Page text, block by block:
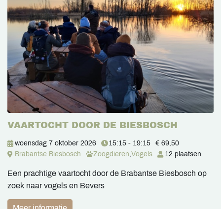
VAARTOCHT DOOR DE BIESBOSCH
woensdag 7 oktober 2026 15:15 - 19:15
€ 69,50
Brabantse Biesbosch
Zoogdieren Vogels 12 plaatsen
Een prachtige vaartocht door de Brabantse Biesbosch op
zoek naar vogels en Bevers